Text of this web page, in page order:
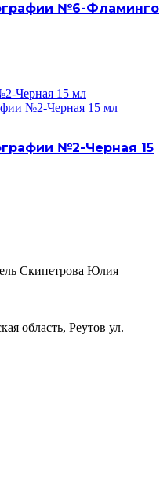
№6-Фламинго
№2-Черная 15
Скипетрова Юлия
область, Реутов ул.